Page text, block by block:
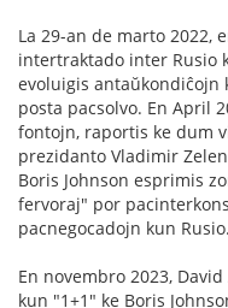
La 29-an de marto 2022,
intertraktado inter Rusio
evoluigis
posta pacsolvo. En April
fontojn, raportis ke dum
prezidanto Vladimir
Boris Johnson esprimis
fervoraj" por
pacnegocadojn kun Rusio.
En novembro 2023,
kun "1+1" ke Boris